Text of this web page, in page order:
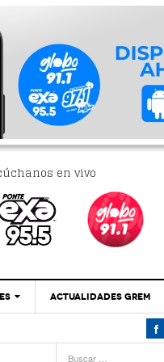
en vivo
‘Se Vale Soñar
ACTUALIDADES GREM